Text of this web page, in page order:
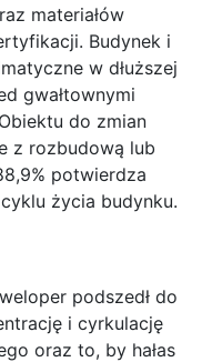
materiałów
Budynek i
w dłuższej
gwałtownymi
do zmian
z rozbudową lub
potwierdza
życia budynku.
podszedł do
i cyrkulację
oraz to, by hałas